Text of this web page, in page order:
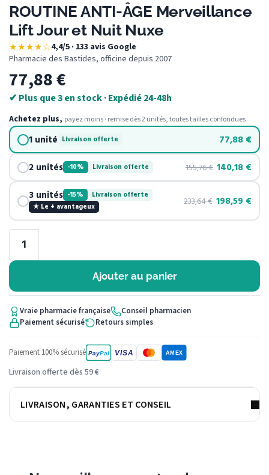
ROUTINE ANTI-ÂGE Merveillance
Lift Jour et Nuit Nuxe
★★★★☆4,4/5 · 133 avis Google·
Pharmacie des Bastides, officine depuis 2007
77,88€
✔ Plus que 3 en stock · Expédié 24-48h
Achetez plus, payez moins · remise dès 2 unités, toutes tailles confondues
1 unité Livraison offerte 77,88 €
2 unités -10% Livraison offerte 155,76€ 140,18 €
3 unités -15%
Livraison offerte
★ Le + avantageux
233,64€ 198,59 €
Ajouter au panier
Vraie pharmacie française
Conseil pharmacien
Paiement sécurisé
Retours simples
Paiement 100% sécurisé PayPal VISA AMEX
Livraison offerte dès 59 €
LIVRAISON, GARANTIES ET CONSEIL